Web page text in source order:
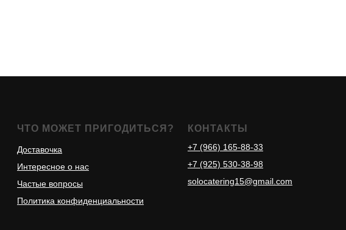
КОНТАКТЫ
+7 (966) 165-88-33
+7 (925) 530-38-98
solocatering15@gmail.com
ЧТО МОЖЕТ ПРИГОДИТЬСЯ?
Доставочка
Интересное о нас
Частые вопросы
Политика конфиденциальности